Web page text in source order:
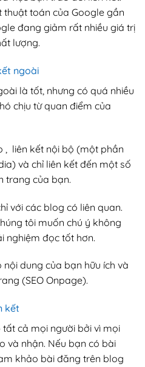
toán của Google gần
đang giảm rất nhiều giá trị
lượng.
ngoài
là tốt, nhưng có quá nhiều
chịu từ quan điểm của
, liên kết nội bộ (một phần
và chỉ liên kết đến một số
trang của bạn.
với các blog có liên quan.
tôi muốn chú ý không
nghiệm đọc tốt hơn.
dung của bạn hữu ích và
(SEO Onpage).
kết
cả mọi người bởi vì mọi
và nhận. Nếu bạn có bài
khảo bài đăng trên blog